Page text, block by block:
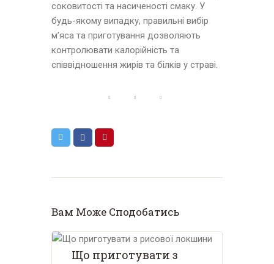
соковитості та насиченості смаку. У
будь-якому випадку, правильні вибір
м’яса та приготування дозволяють
контролювати калорійність та
співвідношення жирів та білків у страві.
Вам Може Сподобатись
Що приготувати з